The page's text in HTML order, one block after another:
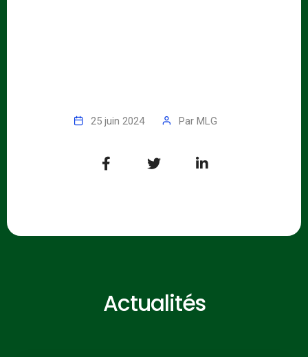
25 juin 2024 Par MLG
Actualités